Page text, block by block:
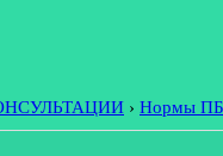
› Нормы ПБ